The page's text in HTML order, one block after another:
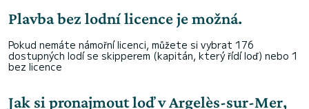
Plavba bez lodní licence je možná.
Pokud nemáte námořní licenci, můžete si vybrat 176
dostupných lodí se skipperem (kapitán, který řídí loď) nebo 1
bez licence
Jak si pronajmout loď v Argelès-sur-Mer,